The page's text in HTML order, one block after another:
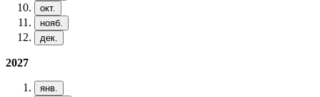
окт.
нояб.
дек.
2027
янв.